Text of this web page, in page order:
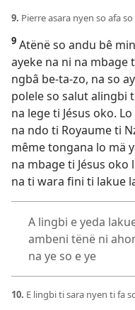
9. Pierre asara nyen so afa
9 Atënë so andu bê
ayeke na ni na mbage
ngbâ be-ta-zo, na so
polele so salut alingbi
na lege ti Jésus oko.
na ndo ti Royaume ti
même tongana lo mä
na mbage ti Jésus
na ti wara fini ti lakue
A lingbi e yeda
ambeni tënë ni
na ye so e ye
10. E lingbi ti sara nyen ti fa